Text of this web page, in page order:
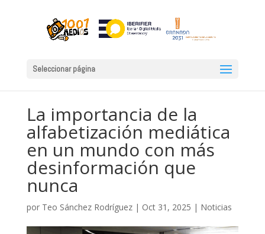
Seleccionar página
La importancia de la
alfabetización mediática
en un mundo con más
desinformación que
nunca
por Teo Sánchez Rodríguez| Oct 31, 2025 | Noticias